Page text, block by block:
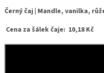
Černý čaj | Mandle, vanilka,
Cena za šálek čaje: 10,18 Kč